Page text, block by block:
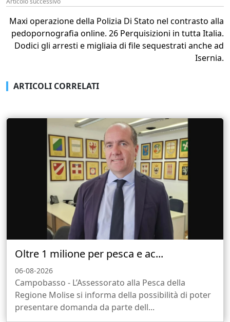
Maxi operazione della Polizia Di Stato nel contrasto alla
pedopornografia online. 26 Perquisizioni in tutta Italia.
Dodici gli arresti e migliaia di file sequestrati anche ad
Isernia.
ARTICOLI CORRELATI
Oltre 1 milione per pesca e ac...
06-08-2026
Campobasso - L’Assessorato alla Pesca della
Regione Molise si informa della possibilità di poter
presentare domanda da parte dell...